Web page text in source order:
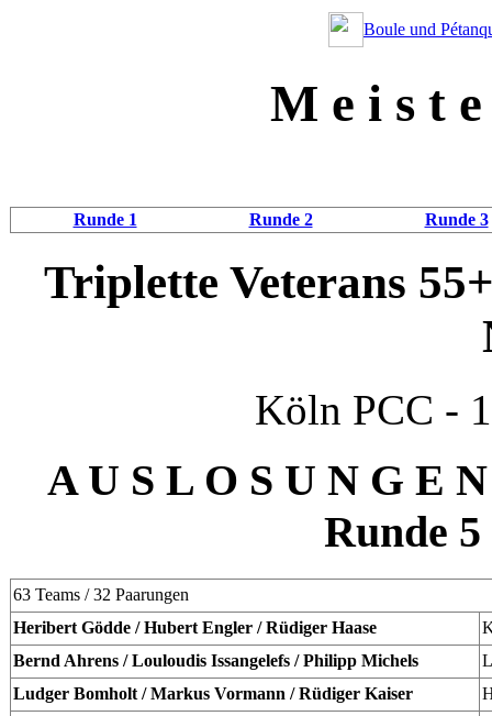
Boule und
M e i s t
Runde 1 Runde 2 Runde 3
Triplette Veterans
Köln PCC -
A U S L O S U N G
Runde 5
63 Teams / 32 Paarungen
Heribert Gödde / Hubert Engler / Rüdiger Haase
Bernd Ahrens / Louloudis Issangelefs / Philipp Michels
Ludger Bomholt / Markus Vormann / Rüdiger Kaiser